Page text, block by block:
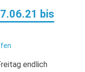
bis
endlich